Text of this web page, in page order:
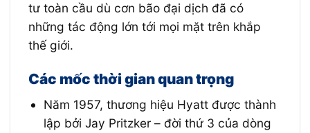
tư toàn cầu dù cơn bão đại dịch đã có
những tác động lớn tới mọi mặt trên khắp
thế giới.
Các mốc thời gian quan trọng
Năm 1957, thương hiệu Hyatt được thành
lập bởi Jay Pritzker – đời thứ 3 của dòng